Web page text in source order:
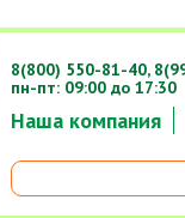
Наша компания
8(800) 550-81-40,
пн-пт: 09:00 до 17:30